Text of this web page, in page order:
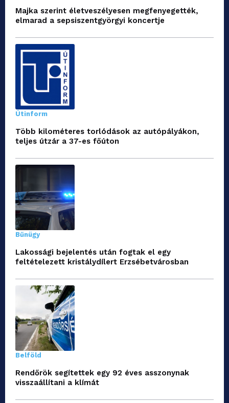
Majka szerint életveszélyesen megfenyegették,
elmarad a sepsiszentgyörgyi koncertje
Útinform
Több kilométeres torlódások az autópályákon,
teljes útzár a 37-es főúton
Bűnügy
Lakossági bejelentés után fogtak el egy
feltételezett kristálydílert Erzsébetvárosban
Belföld
Rendőrök segítettek egy 92 éves asszonynak
visszaállítani a klímát